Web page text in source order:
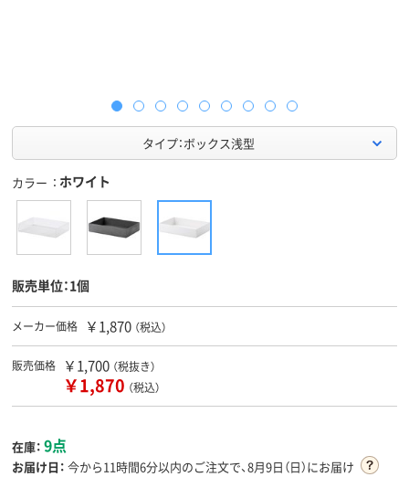
タイプ：ボックス浅型
カラー ホワイト
販売単位：1個
メーカー価格 ￥1,870 （税込）
販売価格 ￥1,700 （税抜き）
￥1,870 （税込）
在庫： 9点
お届け日： 今から11時間6分以内のご注文で、8月9日（日）にお届け